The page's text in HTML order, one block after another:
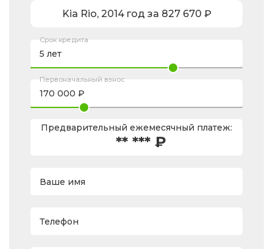
Kia Rio, 2014год за 827 670 ₽
Срок кредита
Первоначальный взнос
Предварительный ежемесячный платеж:
** *** ₽
Ваше имя
Телефон